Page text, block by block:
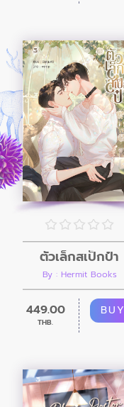
ตัวเล็กสเป็กป๋า
By : Hermit Books
449.00
THB.
BUY